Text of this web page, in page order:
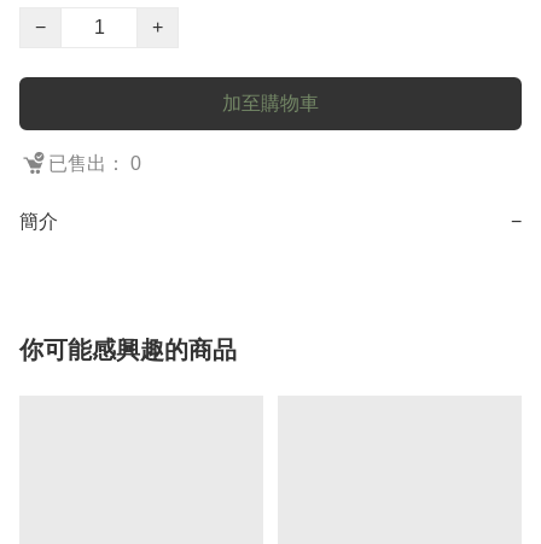
−
+
加至購物車
已售出： 0
簡介 −
你可能感興趣的商品